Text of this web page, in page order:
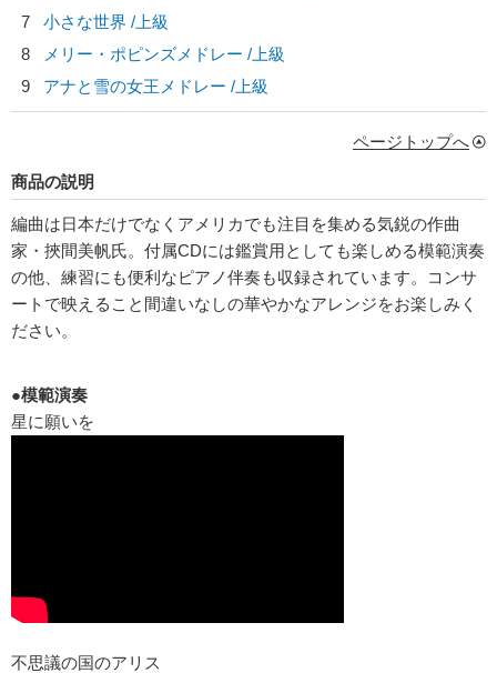
7
小さな世界 /上級
8
メリー・ポピンズメドレー /上級
9
アナと雪の女王メドレー /上級
ページトップへ
商品の説明
編曲は日本だけでなくアメリカでも注目を集める気鋭の作曲
家・挾間美帆氏。付属CDには鑑賞用としても楽しめる模範演奏
の他、練習にも便利なピアノ伴奏も収録されています。コンサ
ートで映えること間違いなしの華やかなアレンジをお楽しみく
ださい。
●模範演奏
星に願いを
不思議の国のアリス